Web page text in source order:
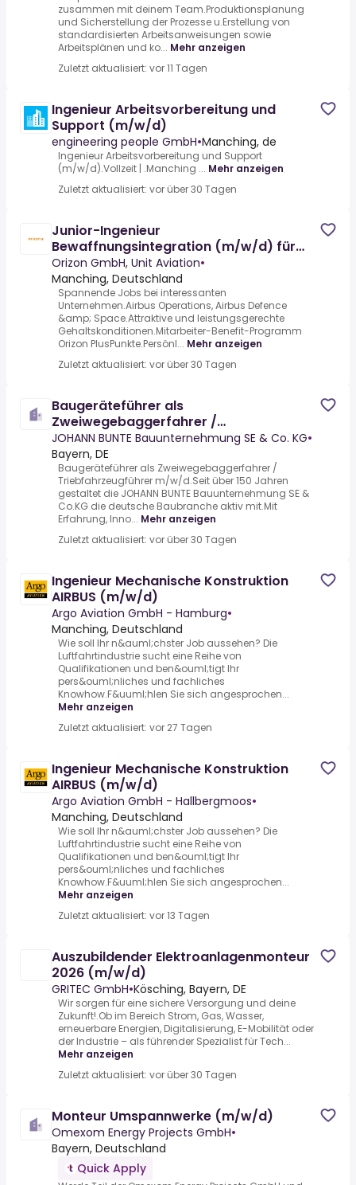
zusammen mit deinem Team.Produktionsplanung
und Sicherstellung der Prozesse u.Erstellung von
standardisierten Arbeitsanweisungen sowie
Arbeitsplänen und ko... Mehr anzeigen
Zuletzt aktualisiert: vor 11 Tagen
Ingenieur Arbeitsvorbereitung und
Support (m/w/d)
engineering people GmbH•Manching, de
Ingenieur Arbeitsvorbereitung und Support
(m/w/d).Vollzeit | .Manching ... Mehr anzeigen
Zuletzt aktualisiert: vor über 30 Tagen
Junior-Ingenieur
Bewaffnungsintegration (m/w/d) für
AIRBUS
Orizon GmbH, Unit Aviation•
Manching, Deutschland
Spannende Jobs bei interessanten
Unternehmen.Airbus Operations, Airbus Defence
&amp; Space.Attraktive und leistungsgerechte
Gehaltskonditionen.Mitarbeiter-Benefit-Programm
Orizon PlusPunkte.Persönl... Mehr anzeigen
Zuletzt aktualisiert: vor über 30 Tagen
Baugeräteführer als
Zweiwegebaggerfahrer /
Triebfahrzeugführer m/w/d
JOHANN BUNTE Bauunternehmung SE & Co. KG•
Bayern, DE
Baugeräteführer als Zweiwegebaggerfahrer /
Triebfahrzeugführer m/w/d.Seit über 150 Jahren
gestaltet die JOHANN BUNTE Bauunternehmung SE &
Co.KG die deutsche Baubranche aktiv mit.Mit
Erfahrung, Inno... Mehr anzeigen
Zuletzt aktualisiert: vor über 30 Tagen
Ingenieur Mechanische Konstruktion
AIRBUS (m/w/d)
Argo Aviation GmbH - Hamburg•
Manching, Deutschland
Wie soll Ihr n&auml;chster Job aussehen? Die
Luftfahrtindustrie sucht eine Reihe von
Qualifikationen und ben&ouml;tigt Ihr
pers&ouml;nliches und fachliches
Knowhow.F&uuml;hlen Sie sich angesprochen...
Mehr anzeigen
Zuletzt aktualisiert: vor 27 Tagen
Ingenieur Mechanische Konstruktion
AIRBUS (m/w/d)
Argo Aviation GmbH - Hallbergmoos•
Manching, Deutschland
Wie soll Ihr n&auml;chster Job aussehen? Die
Luftfahrtindustrie sucht eine Reihe von
Qualifikationen und ben&ouml;tigt Ihr
pers&ouml;nliches und fachliches
Knowhow.F&uuml;hlen Sie sich angesprochen...
Mehr anzeigen
Zuletzt aktualisiert: vor 13 Tagen
Auszubildender Elektroanlagenmonteur
2026 (m/w/d)
GRITEC GmbH•Kösching, Bayern, DE
Wir sorgen für eine sichere Versorgung und deine
Zukunft!.Ob im Bereich Strom, Gas, Wasser,
erneuerbare Energien, Digitalisierung, E-Mobilität oder
der Industrie – als führender Spezialist für Tech...
Mehr anzeigen
Zuletzt aktualisiert: vor über 30 Tagen
Monteur Umspannwerke (m/w/d)
Omexom Energy Projects GmbH•
Bayern, Deutschland
Quick Apply